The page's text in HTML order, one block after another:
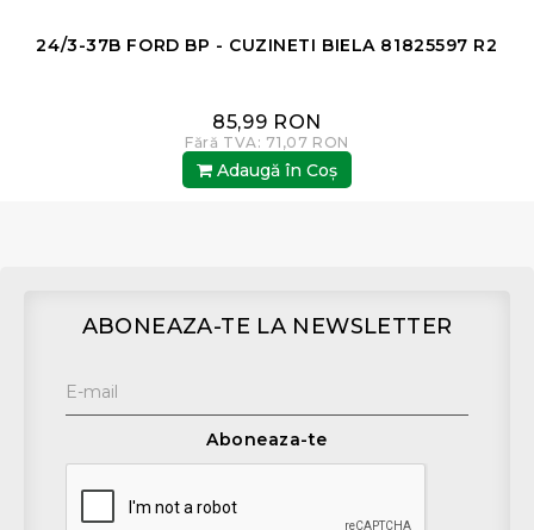
24/3-37B FORD BP - CUZINETI BIELA 81825597 R2
85,99 RON
Fără TVA: 71,07 RON
Adaugă în Coş
ABONEAZA-TE LA NEWSLETTER
Aboneaza-te